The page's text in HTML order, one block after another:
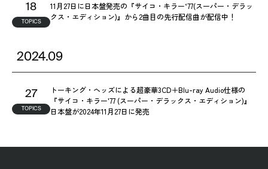
18
TOPICS
11月27日に日本盤発売の『サイコ・キラー‘77(スーパー・デラッ
クス・エディション)』から2曲目の先行配信曲が配信中！
2024.09
27
TOPICS
トーキング・ヘッズによる超豪華3CD＋Blu-ray Audio仕様の
『サイコ・キラー'77 (スーパー・デラックス・エディション)』
日本盤が2024年11月27日に発売